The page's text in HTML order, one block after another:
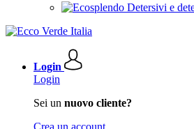
Detersivi e
Login
Login
Sei un nuovo cliente?
Crea un account